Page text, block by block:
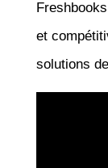
et
solutions